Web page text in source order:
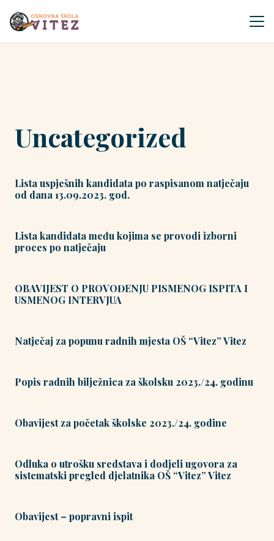
Uncategorized
Lista uspješnih kandidata po raspisanom natječaju
od dana 13.09.2023. god.
Lista kandidata među kojima se provodi izborni
proces po natječaju
OBAVIJEST O PROVOĐENJU PISMENOG ISPITA I
USMENOG INTERVJUA
Natječaj za popunu radnih mjesta OŠ “Vitez” Vitez
Popis radnih bilježnica za školsku 2023./24. godinu
Obavijest za početak školske 2023./24. godine
Odluka o utrošku sredstava i dodjeli ugovora za
sistematski pregled djelatnika OŠ “Vitez” Vitez
Obavijest – popravni ispit